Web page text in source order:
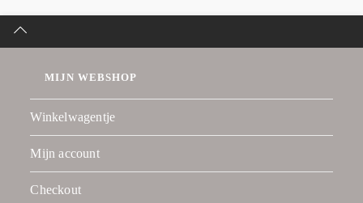
MIJN WEBSHOP
Winkelwagentje
Mijn account
Checkout